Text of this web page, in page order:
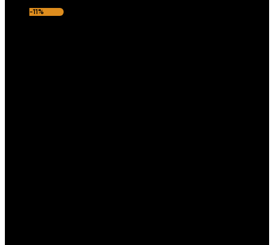
-11%